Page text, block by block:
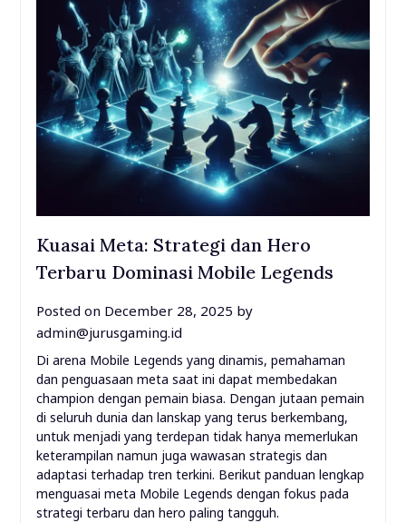
Kuasai Meta: Strategi dan Hero
Terbaru Dominasi Mobile Legends
Posted on December 28, 2025 by
admin@jurusgaming.id
Di arena Mobile Legends yang dinamis, pemahaman
dan penguasaan meta saat ini dapat membedakan
champion dengan pemain biasa. Dengan jutaan pemain
di seluruh dunia dan lanskap yang terus berkembang,
untuk menjadi yang terdepan tidak hanya memerlukan
keterampilan namun juga wawasan strategis dan
adaptasi terhadap tren terkini. Berikut panduan lengkap
menguasai meta Mobile Legends dengan fokus pada
strategi terbaru dan hero paling tangguh.